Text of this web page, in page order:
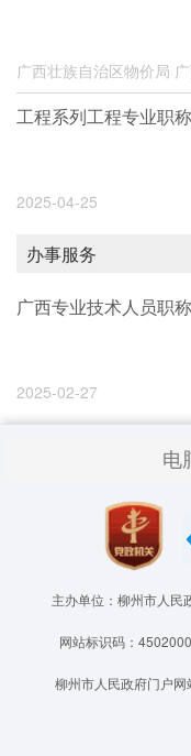
广西壮族自治区物价局
工程系列工程专业职
2025-04-25
办事服务
广西专业技术人员职
2025-02-27
电
主办单位：柳州市人民
网站标识码：
柳州市人民政府门户